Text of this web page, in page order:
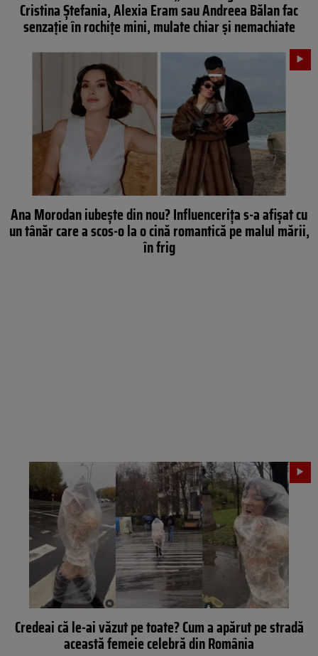
Cristina Ștefania, Alexia Eram sau Andreea Bălan fac
senzație în rochițe mini, mulate chiar și nemachiate
Ana Morodan iubește din nou? Influencerița s-a afișat cu
un tânăr care a scos-o la o cină romantică pe malul mării,
în frig
Credeai că le-ai văzut pe toate? Cum a apărut pe stradă
această femeie celebră din România